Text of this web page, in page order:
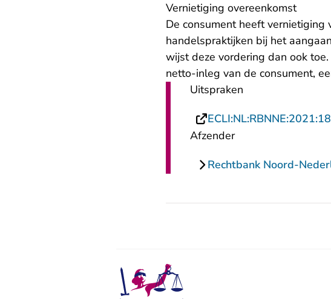
Vernietiging overeenkomst
De consument heeft
handelspraktijken bij het
wijst deze vordering dan ook
netto-inleg van de consument,
Uitspraken
Afzender
Rechtbank Noord-